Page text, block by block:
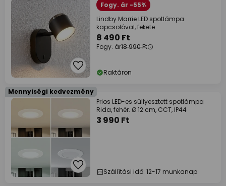
Fogy. ár -55%
Lindby Marrie LED spotlámpa
kapcsolóval, fekete
8 490 Ft
Fogy. ár18 990 Ft
Raktáron
Mennyiségi kedvezmény
Prios LED-es süllyesztett spotlámpa
Rida, fehér. Ø 12 cm, CCT, IP44
3 990 Ft
Szállítási idő: 12-17 munkanap